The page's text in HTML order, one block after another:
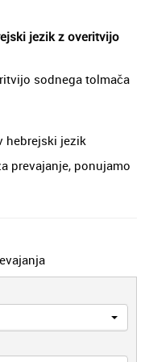
jezik z overitvijo
sodnega tolmača
hebrejski jezik
prevajanje, ponujamo